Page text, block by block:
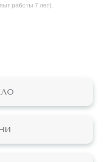
работы 7 лет).